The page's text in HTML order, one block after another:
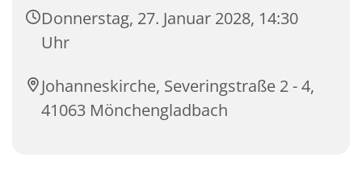
Donnerstag, 27. Januar 2028, 14:30
Uhr
Johanneskirche, Severingstraße 2 - 4,
41063 Mönchengladbach